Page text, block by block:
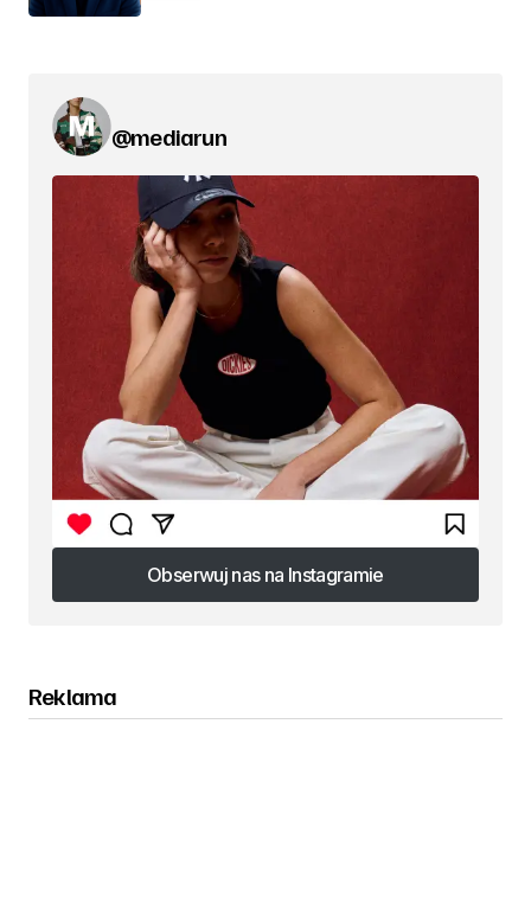
@mediarun
Obserwuj nas na Instagramie
Obserwuj nas na Instagramie
Reklama